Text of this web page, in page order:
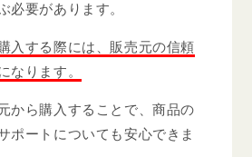
必要があります。
入する際には、販売元の信頼
なります。
から購入することで、商品の
ポートについても安心できま